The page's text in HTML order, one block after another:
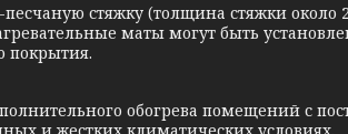
стяжку (толщина стяжки около
маты могут быть
покрытия.
обогрева помещений с
и жестких климатических условиях.